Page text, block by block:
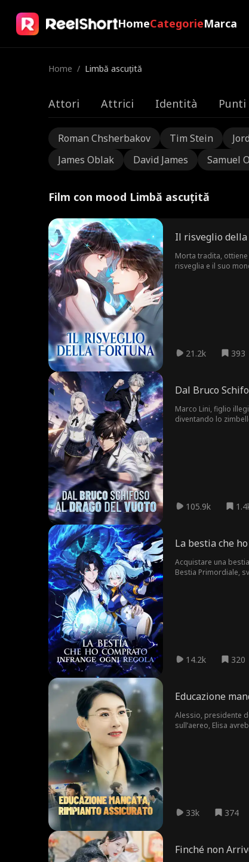
HomeCategorieMarca
Home / Limbă ascuțită
Attori Attrici Identità
Roman Chsherbakov Tim Stein
James Oblak
David James Samuel
Film con mood Limbă ascuțită
Il risveglio
Morta tradita,
risveglia e il suo
21.2k 393
Dal Bruco
Marco Lini, figlio
diventando lo
105.9k
La bestia che
Acquistare una
Bestia Primordiale,
14.2k 320
Educazione
Alessio, presidente
sull’aereo, Elisa
33k 374
Finché non